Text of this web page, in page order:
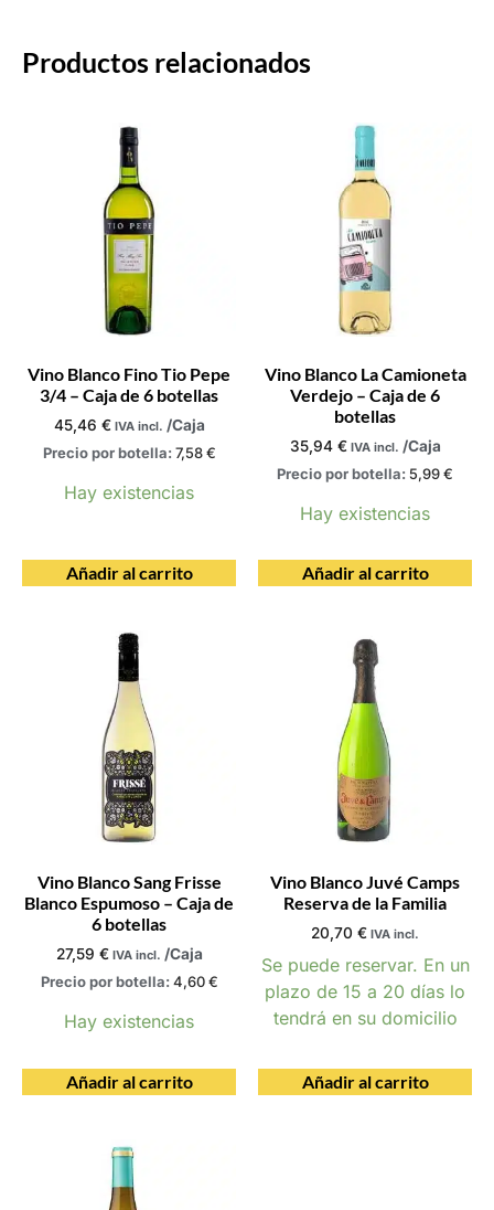
Productos relacionados
Vino Blanco Fino Tio Pepe
3/4 – Caja de 6 botellas
45,46 € IVA incl. /Caja
Precio por botella: 7,58€
Hay existencias
Añadir al carrito
Vino Blanco La Camioneta
Verdejo – Caja de 6
botellas
35,94 € IVA incl. /Caja
Precio por botella: 5,99€
Hay existencias
Añadir al carrito
Vino Blanco Sang Frisse
Blanco Espumoso – Caja de
6 botellas
27,59 € IVA incl. /Caja
Precio por botella: 4,60€
Hay existencias
Añadir al carrito
Vino Blanco Juvé Camps
Reserva de la Familia
20,70 € IVA incl.
Se puede reservar. En un
plazo de 15 a 20 días lo
tendrá en su domicilio
Añadir al carrito